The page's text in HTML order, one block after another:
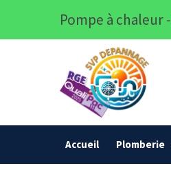
Pompe à chaleur
Accueil Plomberie